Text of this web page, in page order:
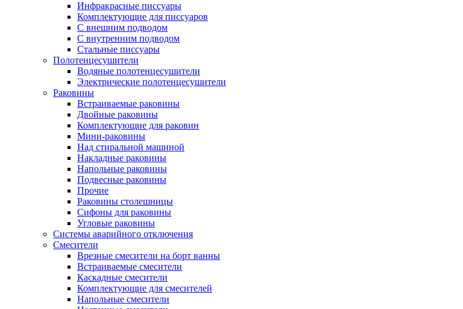
Инфракрасные писсуары
Комплектующие для писсуаров
С внешним подводом
С внутренним подводом
Стальные писсуары
Полотенцесушители
Водяные полотенцесушители
Электрические полотенцесушители
Раковины
Встраиваемые раковины
Двойные раковины
Комплектующие для раковин
Мини-раковины
Над стиральной машиной
Накладные раковины
Напольные раковины
Подвесные раковины
Прочие
Раковины столешницы
Сифоны для раковины
Угловые раковины
Системы аварийного отключения
Смесители
Врезные смесители на борт ванны
Встраиваемые смесители
Каскадные смесители
Комплектующие для смесителей
Напольные смесители